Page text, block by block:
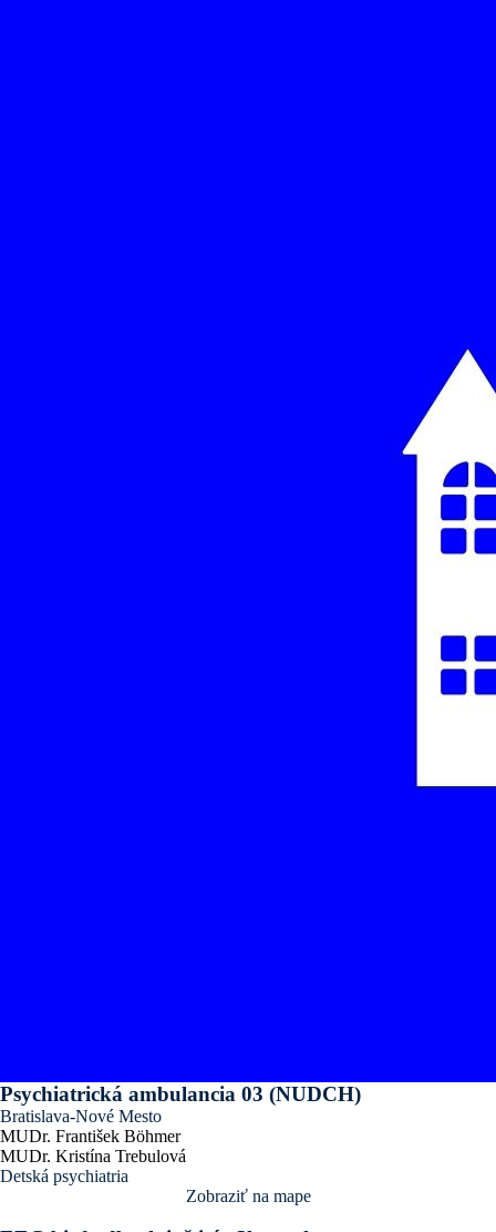
Psychiatrická ambulancia 03 (NUDCH)
Bratislava-Nové Mesto
MUDr. František Böhmer
MUDr. Kristína Trebulová
Detská psychiatria
Zobraziť na mape